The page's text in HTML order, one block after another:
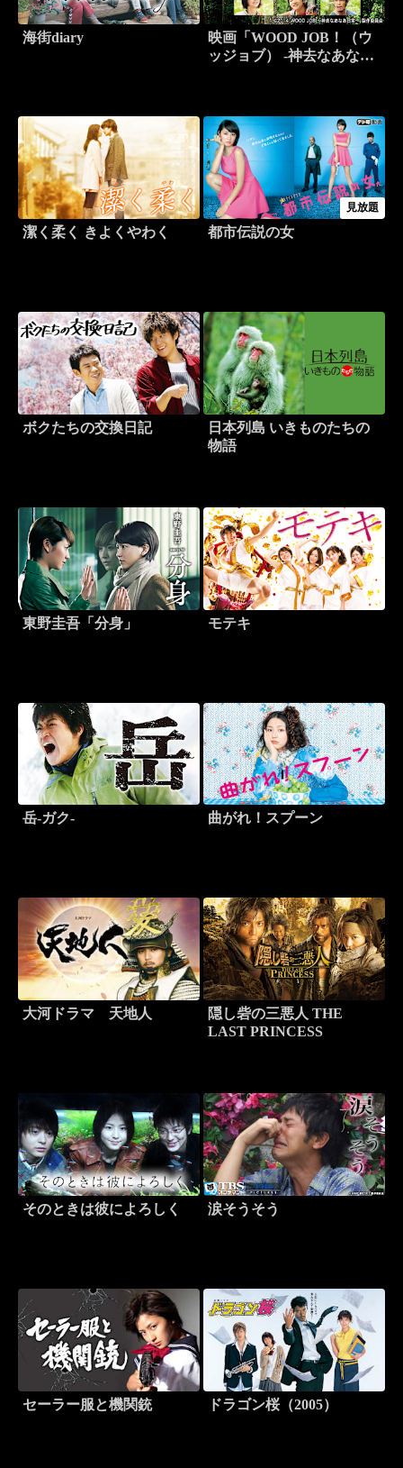
海街diary
映画「WOOD JOB！（ウ
ッジョブ） -神去なあなあ
潔く柔く きよくやわく
見放題
都市伝説の女
ボクたちの交換日記
日本列島 いきものたちの
物語
東野圭吾「分身」 モテキ
岳-ガク- 曲がれ！スプーン
大河ドラマ 天地人
隠し砦の三悪人 THE
LAST PRINCESS
そのときは彼によろしく 涙そうそう
セーラー服と機関銃 ドラゴン桜（2005）